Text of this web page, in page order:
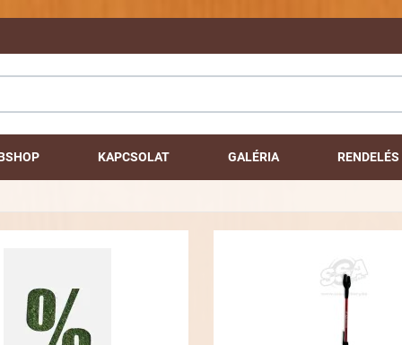
KAPCSOLAT GALÉRIA